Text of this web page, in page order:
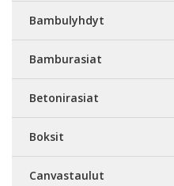
Bambulyhdyt
Bamburasiat
Betonirasiat
Boksit
Canvastaulut